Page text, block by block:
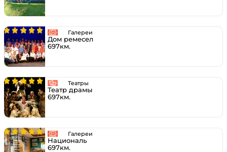
Галереи
Дом ремесел
697км.
Театры
Театр драмы
697км.
Галереи
Националь
697км.